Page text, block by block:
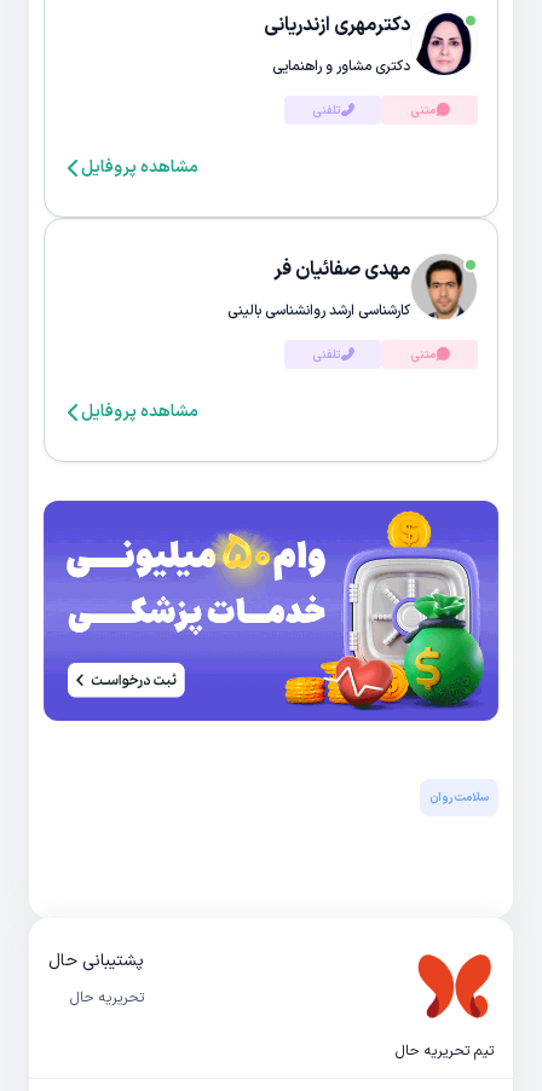
دکترمهری ازندریانی
دکتری مشاور و راهنمایی
متنی تلفنی
مشاهده پروفایل
مهدی صفائیان فر
کارشناسی ارشد روانشناسی بالینی
متنی تلفنی
مشاهده پروفایل
سلامت روان
پشتیبانی حال
تحریریه حال
تیم تحریریه حال